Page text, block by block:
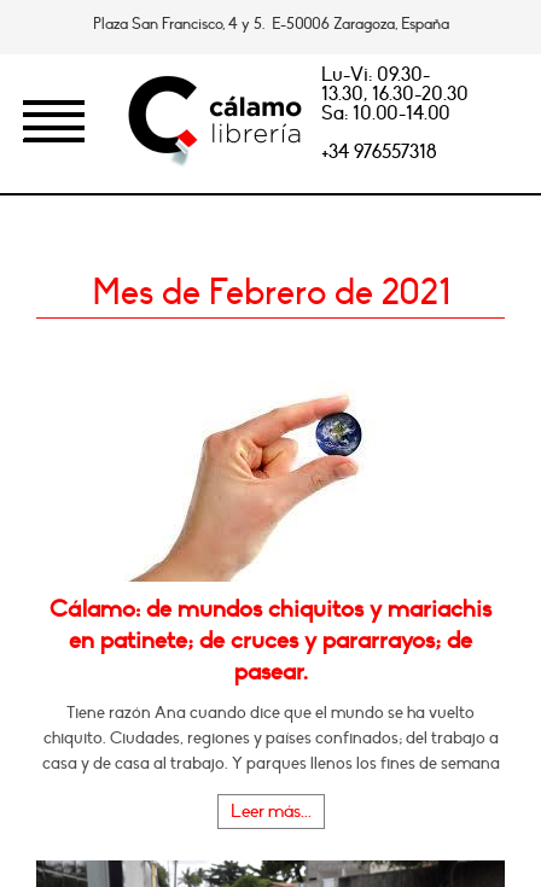
Plaza San Francisco, 4 y 5. E-50006 Zaragoza, España
Lu-Vi: 09.30-
13.30, 16.30-20.30
Sa: 10.00-14.00
+34 976557318
Mes de Febrero de 2021
Cálamo: de mundos chiquitos y mariachis
en patinete; de cruces y pararrayos; de
pasear.
Tiene razón Ana cuando dice que el mundo se ha vuelto
chiquito. Ciudades, regiones y países confinados; del trabajo a
casa y de casa al trabajo. Y parques llenos los fines de semana
Leer más...